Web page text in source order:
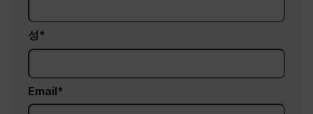
성
Email
MARKETING
PREFERENCE